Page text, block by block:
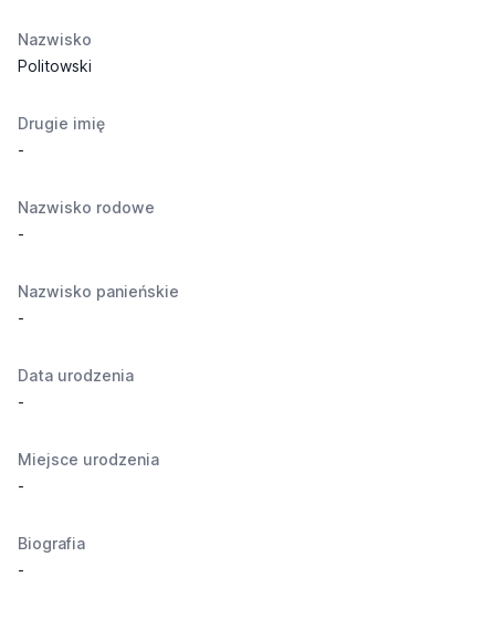
Nazwisko
Politowski
Drugie imię
-
Nazwisko rodowe
-
Nazwisko panieńskie
-
Data urodzenia
-
Miejsce urodzenia
-
Biografia
-